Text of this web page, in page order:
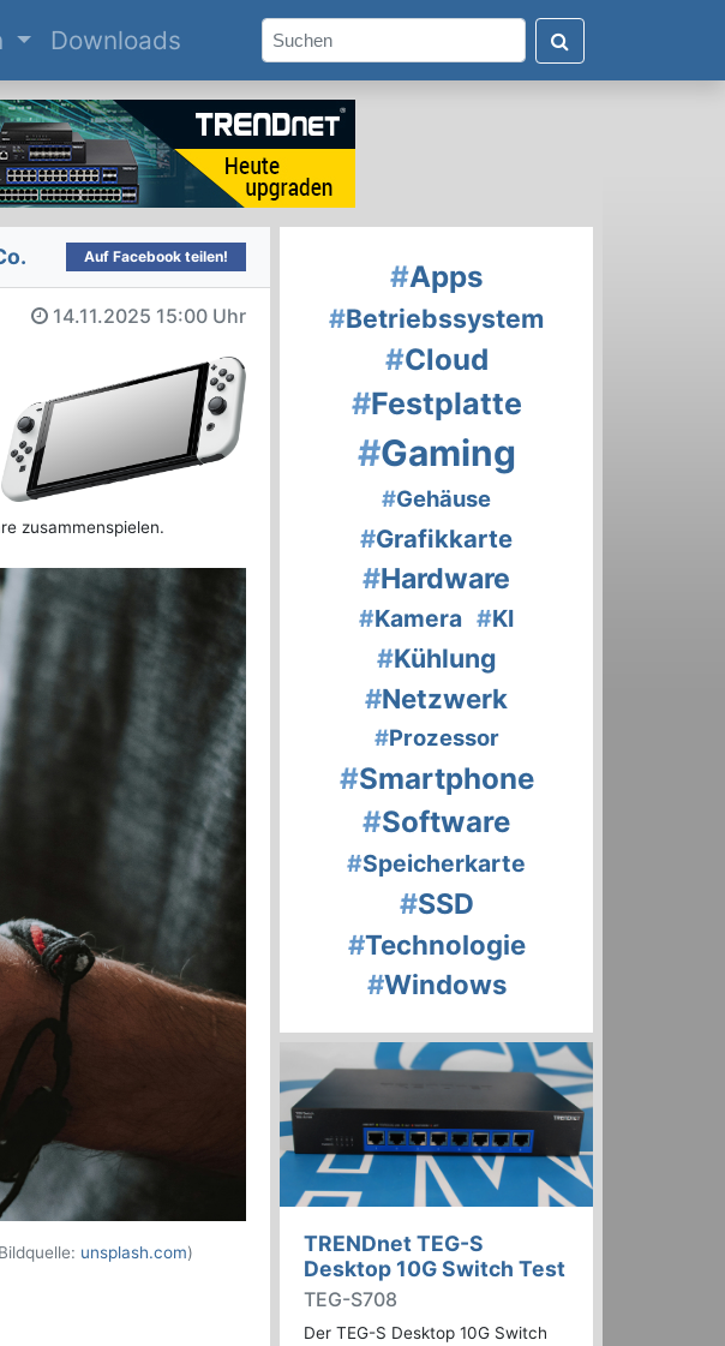
Downloads
Auf Facebook teilen!
14.11.2025 15:00 Uhr
zusammenspielen.
unsplash.com)
#Apps
#Betriebssystem
#Cloud
#Festplatte
#Gaming
#Gehäuse
#Grafikkarte
#Hardware
#Kamera #KI
#Kühlung
#Netzwerk
#Prozessor
#Smartphone
#Software
#Speicherkarte
#SSD
#Technologie
#Windows
TRENDnet TEG-S
Desktop 10G Switch Test
TEG-S708
Der TEG-S Desktop 10G Switch